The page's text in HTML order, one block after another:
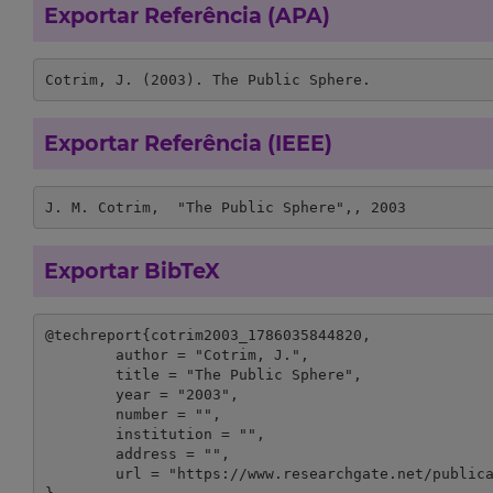
Exportar Referência (APA)
Cotrim, J. (2003). The Public Sphere.
Exportar Referência (IEEE)
J. M. Cotrim,  "The Public Sphere",, 2003
Exportar BibTeX
@techreport{cotrim2003_1786035844820,